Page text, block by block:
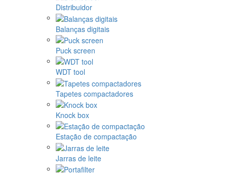
Distribuidor
Balanças digitais
Puck screen
WDT tool
Tapetes compactadores
Knock box
Estação de compactação
Jarras de leite